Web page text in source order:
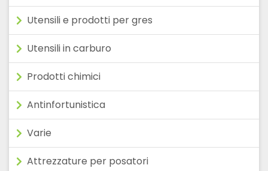
Utensili e prodotti per gres
Utensili in carburo
Prodotti chimici
Antinfortunistica
Varie
Attrezzature per posatori